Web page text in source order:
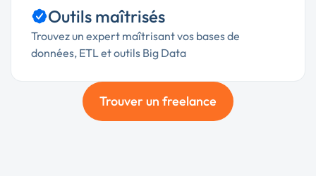
Outils maîtrisés
Trouvez un expert maîtrisant vos bases de
données, ETL et outils Big Data
Trouver un freelance